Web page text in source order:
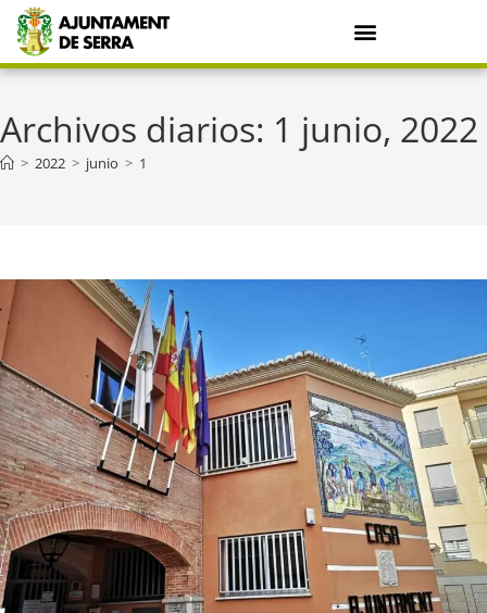
Archivos diarios: 1 junio, 2022
> 2022 > junio > 1